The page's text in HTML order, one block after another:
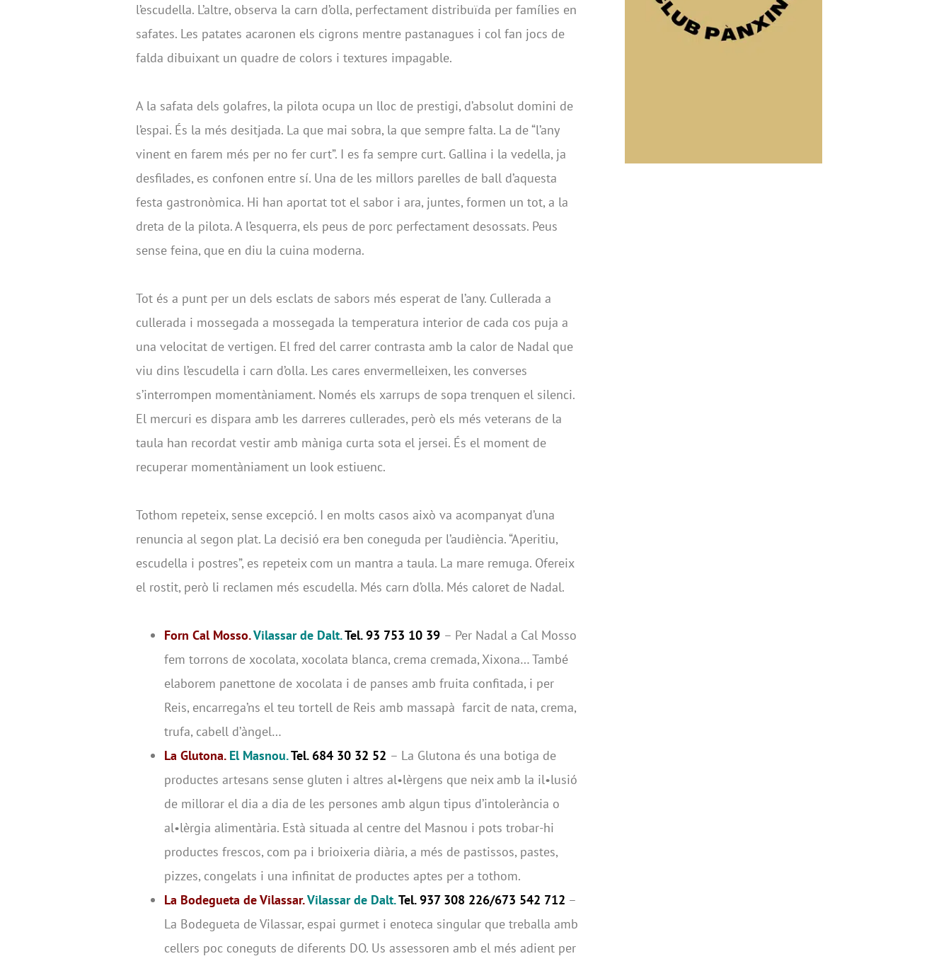
l’escudella. L’altre, observa la carn d’olla, perfectament distribuïda per famílies en
safates. Les patates acaronen els cigrons mentre pastanagues i col fan jocs de
falda dibuixant un quadre de colors i textures impagable.
A la safata dels golafres, la pilota ocupa un lloc de prestigi, d’absolut domini de
l’espai. És la més desitjada. La que mai sobra, la que sempre falta. La de “l’any
vinent en farem més per no fer curt”. I es fa sempre curt. Gallina i la vedella, ja
desfilades, es confonen entre sí. Una de les millors parelles de ball d’aquesta
festa gastronòmica. Hi han aportat tot el sabor i ara, juntes, formen un tot, a la
dreta de la pilota. A l’esquerra, els peus de porc perfectament desossats. Peus
sense feina, que en diu la cuina moderna.
Tot és a punt per un dels esclats de sabors més esperat de l’any. Cullerada a
cullerada i mossegada a mossegada la temperatura interior de cada cos puja a
una velocitat de vertigen. El fred del carrer contrasta amb la calor de Nadal que
viu dins l’escudella i carn d’olla. Les cares envermelleixen, les converses
s’interrompen momentàniament. Només els xarrups de sopa trenquen el silenci.
El mercuri es dispara amb les darreres cullerades, però els més veterans de la
taula han recordat vestir amb màniga curta sota el jersei. És el moment de
recuperar momentàniament un look estiuenc.
Tothom repeteix, sense excepció. I en molts casos això va acompanyat d’una
renuncia al segon plat. La decisió era ben coneguda per l’audiència. “Aperitiu,
escudella i postres”, es repeteix com un mantra a taula. La mare remuga. Ofereix
el rostit, però li reclamen més escudella. Més carn d’olla. Més caloret de Nadal.
Forn Cal Mosso.Vilassar de Dalt.Tel. 93 753 10 39 – Per Nadal a Cal Mosso
fem torrons de xocolata, xocolata blanca, crema cremada, Xixona… També
elaborem panettone de xocolata i de panses amb fruita confitada, i per
Reis, encarrega’ns el teu tortell de Reis amb massapà farcit de nata, crema,
trufa, cabell d’àngel…
La Glutona. El Masnou.Tel. 684 30 32 52 – La Glutona és una botiga de
productes artesans sense gluten i altres al•lèrgens que neix amb la il•lusió
de millorar el dia a dia de les persones amb algun tipus d’intolerància o
al•lèrgia alimentària. Està situada al centre del Masnou i pots trobar-hi
productes frescos, com pa i brioixeria diària, a més de pastissos, pastes,
pizzes, congelats i una infinitat de productes aptes per a tothom.
La Bodegueta de Vilassar.Vilassar de Dalt.Tel. 937 308 226/673 542 712 –
La Bodegueta de Vilassar, espai gurmet i enoteca singular que treballa amb
cellers poc coneguts de diferents DO. Us assessoren amb el més adient per